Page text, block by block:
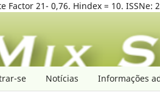
21- 0,76. Hindex = 10. ISSNe:
se Notícias Informações